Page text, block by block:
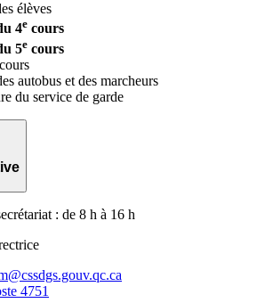
élèves
4e cours
5e cours
autobus et des marcheurs
du service de garde
: de 8 h à 16 h
4751